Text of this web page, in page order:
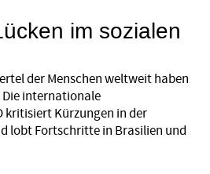
im sozialen
der Menschen weltweit haben
Die internationale
kritisiert Kürzungen in der
lobt Fortschritte in Brasilien und